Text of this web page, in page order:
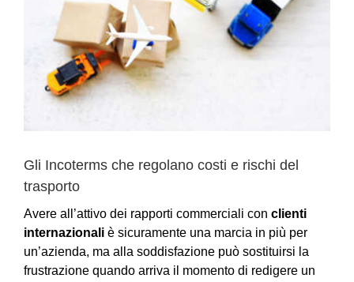
Gli Incoterms che regolano costi e rischi del
trasporto
Avere all’attivo dei rapporti commerciali con clienti
internazionali è sicuramente una marcia in più per
un’azienda, ma alla soddisfazione può sostituirsi la
frustrazione quando arriva il momento di redigere un